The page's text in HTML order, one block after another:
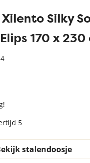
Silky
170 x 230
5
stalendoosje